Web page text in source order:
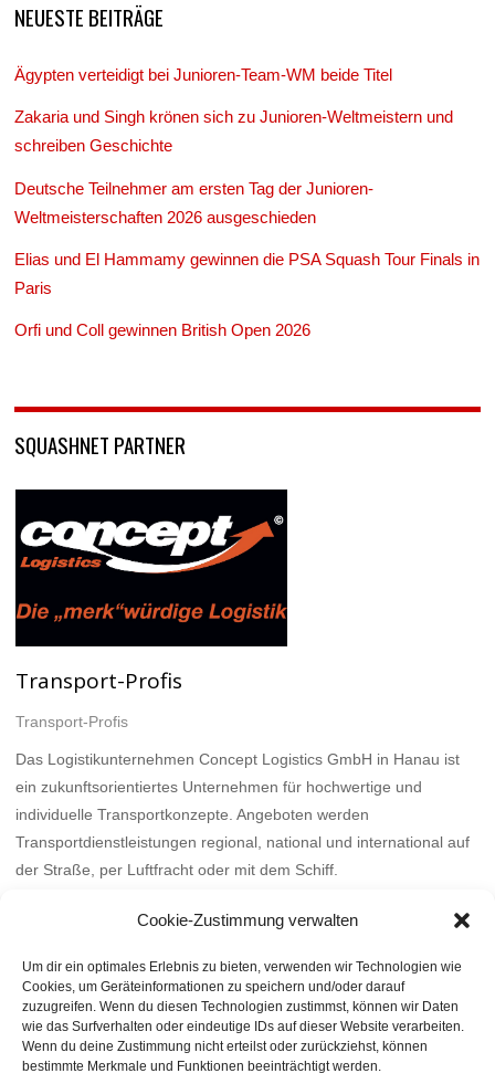
Cookie-Zustimmung verwalten
Um dir ein optimales Erlebnis zu bieten, verwenden wir Technologien wie
Cookies, um Geräteinformationen zu speichern und/oder darauf
zuzugreifen. Wenn du diesen Technologien zustimmst, können wir Daten
wie das Surfverhalten oder eindeutige IDs auf dieser Website verarbeiten.
Wenn du deine Zustimmung nicht erteilst oder zurückziehst, können
bestimmte Merkmale und Funktionen beeinträchtigt werden.
NEUESTE BEITRÄGE
Ägypten verteidigt bei Junioren-Team-WM beide Titel
Zakaria und Singh krönen sich zu Junioren-Weltmeistern und
schreiben Geschichte
Deutsche Teilnehmer am ersten Tag der Junioren-
Weltmeisterschaften 2026 ausgeschieden
Elias und El Hammamy gewinnen die PSA Squash Tour Finals in
Paris
Orfi und Coll gewinnen British Open 2026
SQUASHNET PARTNER
Transport-Profis
Transport-Profis
Das Logistikunternehmen Concept Logistics GmbH in Hanau ist
ein zukunftsorientiertes Unternehmen für hochwertige und
individuelle Transportkonzepte. Angeboten werden
Transportdienstleistungen regional, national und international auf
der Straße, per Luftfracht oder mit dem Schiff.